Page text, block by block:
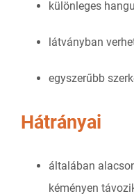
különleges
látványban
egyszerűbb
Hátrányai
általában
kéményen